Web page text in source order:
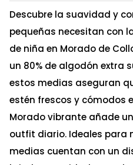
Descubre la suavidad y
pequeñas necesitan con
de niña en Morado de
un 80% de algodón extra
estos medias aseguran
estén frescos y cómodos
Morado vibrante añade
outfit diario. Ideales para
medias cuentan con un